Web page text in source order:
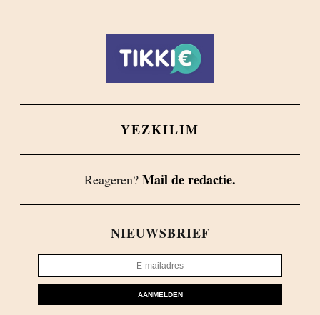
YEZKILIM
Reageren? Mail de redactie.
NIEUWSBRIEF
AANMELDEN